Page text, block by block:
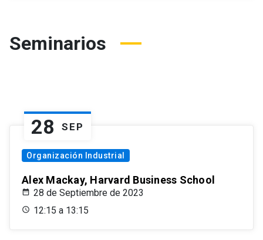
Seminarios
28 SEP
Organización Industrial
Alex Mackay, Harvard Business School
28 de Septiembre de 2023
12:15 a 13:15